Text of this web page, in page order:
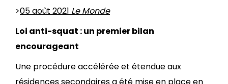
>05 août 2021 Le Monde
Loi anti-squat : un premier bilan
encourageant
Une procédure accélérée et étendue aux
résidences secondaires a été mise en place en